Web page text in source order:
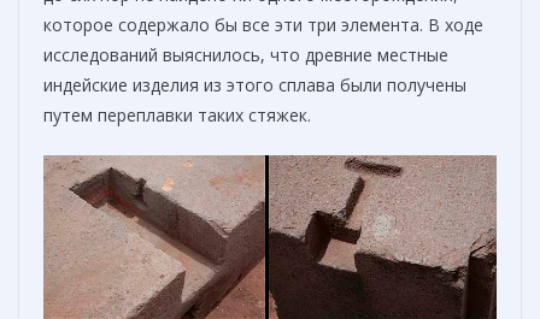
которое содержало бы все эти три элемента. В ходе
исследований выяснилось, что древние местные
индейские изделия из этого сплава были получены
путем переплавки таких стяжек.